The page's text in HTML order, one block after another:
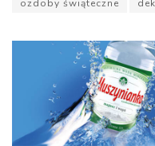
ozdoby świąteczne